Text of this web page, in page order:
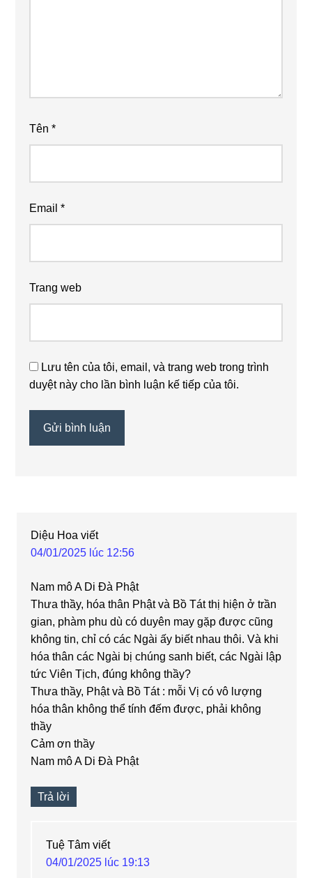
Tên*
Email*
Trang web
Lưu tên của tôi, email, và trang web trong trình
duyệt này cho lần bình luận kế tiếp của tôi.
Diệu Hoa viết
04/01/2025 lúc 12:56
Nam mô A Di Đà Phật
Thưa thầy, hóa thân Phật và Bồ Tát thị hiện ở trần
gian, phàm phu dù có duyên may gặp được cũng
không tin, chỉ có các Ngài ấy biết nhau thôi. Và khi
hóa thân các Ngài bị chúng sanh biết, các Ngài lập
tức Viên Tịch, đúng không thầy?
Thưa thầy, Phật và Bồ Tát : mỗi Vị có vô lượng
hóa thân không thể tính đếm được, phải không
thầy
Cảm ơn thầy
Nam mô A Di Đà Phật
Trả lời
Tuệ Tâm viết
04/01/2025 lúc 19:13